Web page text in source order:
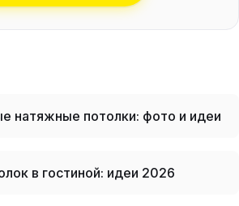
натяжные потолки: фото и идеи
в гостиной: идеи 2026